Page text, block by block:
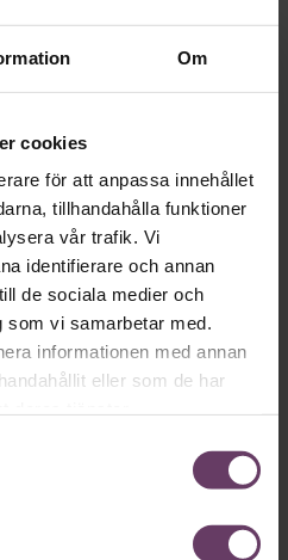
Om
cookies
för att anpassa innehållet
tillhandahålla funktioner
vår trafik. Vi
identifierare och annan
de sociala medier och
som vi samarbetar med.
informationen med annan
eller som de har
har det än svårare än
problem” –
machojargong
på sin arbetsplats, visar ny